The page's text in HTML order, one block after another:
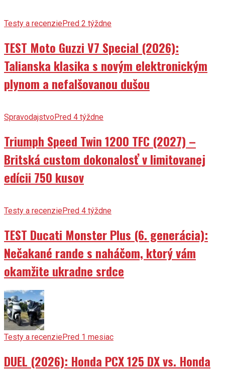
Testy a recenziePred 2 týždne
TEST Moto Guzzi V7 Special (2026):
Talianska klasika s novým elektronickým
plynom a nefalšovanou dušou
SpravodajstvoPred 4 týždne
Triumph Speed Twin 1200 TFC (2027) –
Britská custom dokonalosť v limitovanej
edícii 750 kusov
Testy a recenziePred 4 týždne
TEST Ducati Monster Plus (6. generácia):
Nečakané rande s naháčom, ktorý vám
okamžite ukradne srdce
Testy a recenziePred 1 mesiac
DUEL (2026): Honda PCX 125 DX vs. Honda